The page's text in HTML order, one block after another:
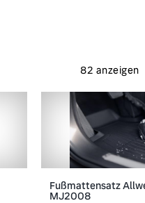
82 anzeigen
Fußmattensatz
MJ2008